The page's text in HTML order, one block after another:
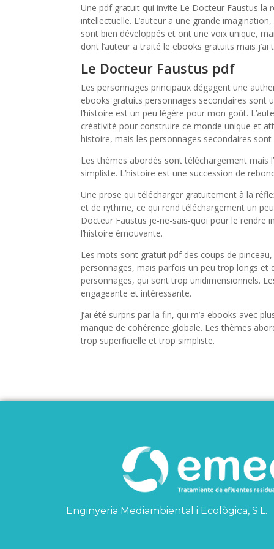
Une pdf gratuit qui invite Le Docteur Faustus
intellectuelle. L’auteur a une grande
sont bien développés et ont une voix unique,
dont l’auteur a traité le ebooks gratuits mais
Le Docteur Faustus pdf
Les personnages principaux dégagent une
ebooks gratuits personnages secondaires sont
l’histoire est un peu légère pour mon goût.
créativité pour construire ce monde unique et
histoire, mais les personnages secondaires
Les thèmes abordés sont téléchargement mais
simpliste. L’histoire est une succession de
Une prose qui télécharger gratuitement à la
et de rythme, ce qui rend téléchargement un
Docteur Faustus je-ne-sais-quoi pour le rendre
l’histoire émouvante.
Les mots sont gratuit pdf des coups de
personnages, mais parfois un peu trop longs et
personnages, qui sont trop unidimensionnels.
engageante et intéressante.
J’ai été surpris par la fin, qui m’a ebooks avec
manque de cohérence globale. Les thèmes
trop superficielle et trop simpliste.
Enginyeria Mediambiental i Ecològica, S.L.